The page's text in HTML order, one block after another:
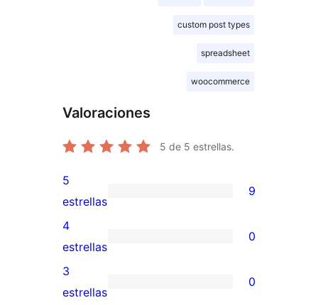
custom post types
spreadsheet
woocommerce
Valoraciones
5 de 5 estrellas.
9
valoraciones
de
5
estrellas
5
estrellas
9
0
valoraciones
de
4
estrellas
0
0
3
estrellas
0